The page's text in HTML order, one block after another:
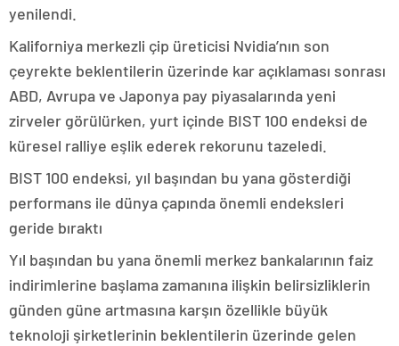
yenilendi.
Kaliforniya merkezli çip üreticisi Nvidia’nın son
çeyrekte beklentilerin üzerinde kar açıklaması sonrası
ABD, Avrupa ve Japonya pay piyasalarında yeni
zirveler görülürken, yurt içinde BIST 100 endeksi de
küresel ralliye eşlik ederek rekorunu tazeledi.
BIST 100 endeksi, yıl başından bu yana gösterdiği
performans ile dünya çapında önemli endeksleri
geride bıraktı
Yıl başından bu yana önemli merkez bankalarının faiz
indirimlerine başlama zamanına ilişkin belirsizliklerin
günden güne artmasına karşın özellikle büyük
teknoloji şirketlerinin beklentilerin üzerinde gelen